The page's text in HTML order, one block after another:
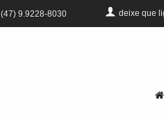
(47) 9.9228-8030 deixe que